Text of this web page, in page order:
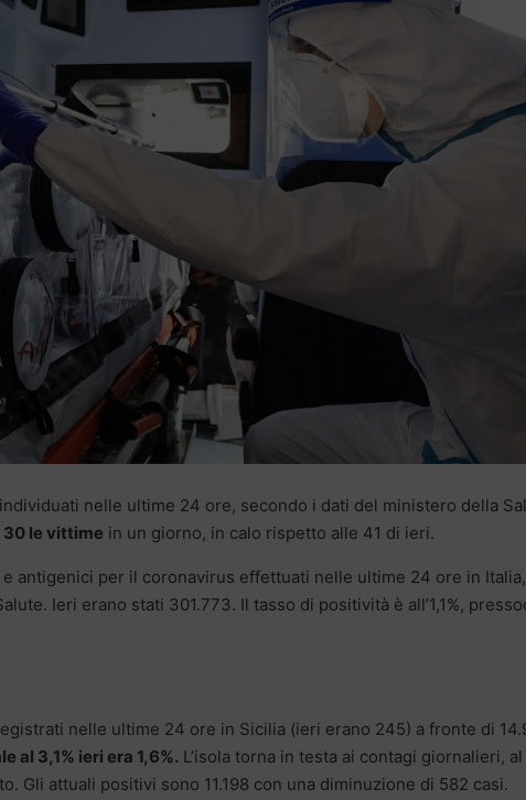
nelle ultime 24 ore, secondo i dati del ministero della
30 le vittime in un giorno, in calo rispetto alle 41 di ieri.
antigenici per il coronavirus effettuati nelle ultime 24 ore in Italia,
Ieri erano stati 301.773. Il tasso di positività è all’1,1%,
nelle ultime 24 ore in Sicilia (ieri erano 245) a fronte di
al 3,1% ieri era 1,6%. L’isola torna in testa ai contagi giornalieri, al
Gli attuali positivi sono 11.198 con una diminuzione di 582 casi.